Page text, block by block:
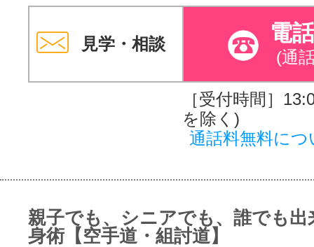
見学・相談 電
(通
［受付時間］
を除く)
通話料無料につ
親子でも、シニアでも、誰でも出
身術【空手道・組討道】